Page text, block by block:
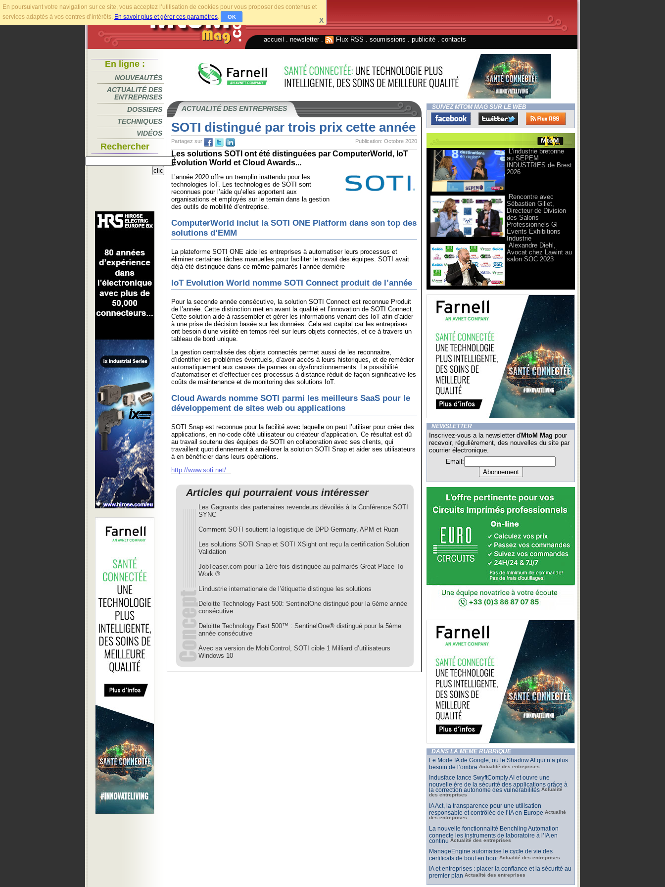
En poursuivant votre navigation sur ce site, vous acceptez l’utilisation de cookies pour vous proposer des contenus et
services adaptés à vos centres d’intérêts. En savoir plus et gérer ces paramètres. OK X
accueil newsletter. Flux RSS soumissions publicité contacts
En ligne :
NOUVEAUTÉS
ACTUALITÉ DES
ENTREPRISES
DOSSIERS
TECHNIQUES
VIDÉOS
Rechercher
ACTUALITÉ DES ENTREPRISES
SOTI distingué par trois prix cette année
Publication: Octobre 2020
Partagez sur
Les solutions SOTI ont été distinguées par ComputerWorld, IoT
Evolution World et Cloud Awards...
L’année 2020 offre un tremplin inattendu pour les
technologies IoT. Les technologies de SOTI sont
reconnues pour l’aide qu’elles apportent aux
organisations et employés sur le terrain dans la gestion
des outils de mobilité d’entreprise.
ComputerWorld inclut la SOTI ONE Platform dans son top des
solutions d’EMM
La plateforme SOTI ONE aide les entreprises à automatiser leurs processus et
éliminer certaines tâches manuelles pour faciliter le travail des équipes. SOTI avait
déjà été distinguée dans ce même palmarès l’année dernière
IoT Evolution World nomme SOTI Connect produit de l’année
Pour la seconde année consécutive, la solution SOTI Connect est reconnue Produit
de l’année. Cette distinction met en avant la qualité et l’innovation de SOTI Connect.
Cette solution aide à rassembler et gérer les informations venant des IoT afin d’aider
à une prise de décision basée sur les données. Cela est capital car les entreprises
ont besoin d’une visilité en temps réel sur leurs objets connectés, et ce à travers un
tableau de bord unique.
La gestion centralisée des objets connectés permet aussi de les reconnaitre,
d’identifier les problèmes éventuels, d’avoir accès à leurs historiques, et de remédier
automatiquement aux causes de pannes ou dysfonctionnements. La possibilité
d’automatiser et d’effectuer ces processus à distance réduit de façon significative les
coûts de maintenance et de monitoring des solutions IoT.
Cloud Awards nomme SOTI parmi les meilleurs SaaS pour le
développement de sites web ou applications
SOTI Snap est reconnue pour la facilité avec laquelle on peut l’utiliser pour créer des
applications, en no-code côté utilisateur ou créateur d’application. Ce résultat est dû
au travail soutenu des équipes de SOTI en collaboration avec ses clients, qui
travaillent quotidiennement à améliorer la solution SOTI Snap et aider ses utilisateurs
à en bénéficier dans leurs opérations.
http://www.soti.net/
Articles qui pourraient vous intéresser
Les Gagnants des partenaires revendeurs dévoilés à la Conférence SOTI
SYNC
Comment SOTI soutient la logistique de DPD Germany, APM et Ruan
Les solutions SOTI Snap et SOTI XSight ont reçu la certification Solution
Validation
JobTeaser.com pour la 1ère fois distinguée au palmarès Great Place To
Work ®
L’industrie internationale de l’étiquette distingue les solutions
Deloitte Technology Fast 500: SentinelOne distingué pour la 6ème année
consécutive
Deloitte Technology Fast 500™ : SentinelOne® distingué pour la 5ème
année consécutive
Avec sa version de MobiControl, SOTI cible 1 Milliard d’utilisateurs
Windows 10
SUIVEZ MTOM MAG SUR LE WEB
L’industrie bretonne
au SEPEM
INDUSTRIES de Brest
2026
Rencontre avec
Sébastien Gillet,
Directeur de Division
des Salons
Professionnels Gl
Events Exhibitions
Industrie
Alexandre Diehl,
Avocat chez Lawint au
salon SOC 2023
NEWSLETTER
Inscrivez-vous a la newsletter d'MtoM Mag pour
recevoir, régulièrement, des nouvelles du site par
courrier électronique.
Email:
DANS LA MÊME RUBRIQUE
Le Mode IA de Google, ou le Shadow AI qui n’a plus
besoin de l’ombre Actualité des entreprises
Indusface lance SwyftComply AI et ouvre une
nouvelle ère de la sécurité des applications grâce à
la correction autonome des vulnérabilités Actualité
des entreprises
IA Act, la transparence pour une utilisation
responsable et contrôlée de l’IA en Europe Actualité
des entreprises
La nouvelle fonctionnalité Benchling Automation
connecte les instruments de laboratoire à l’IA en
continu Actualité des entreprises
ManageEngine automatise le cycle de vie des
certificats de bout en bout Actualité des entreprises
IA et entreprises : placer la confiance et la sécurité au
premier plan Actualité des entreprises